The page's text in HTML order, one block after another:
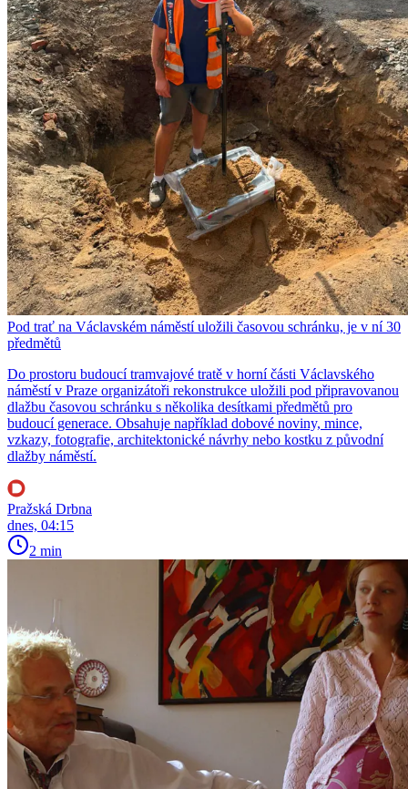
Pod trať na Václavském náměstí uložili časovou schránku, je v ní 30
předmětů
Do prostoru budoucí tramvajové tratě v horní části Václavského
náměstí v Praze organizátoři rekonstrukce uložili pod připravovanou
dlažbu časovou schránku s několika desítkami předmětů pro
budoucí generace. Obsahuje například dobové noviny, mince,
vzkazy, fotografie, architektonické návrhy nebo kostku z původní
dlažby náměstí.
Pražská Drbna
dnes, 04:15
2 min